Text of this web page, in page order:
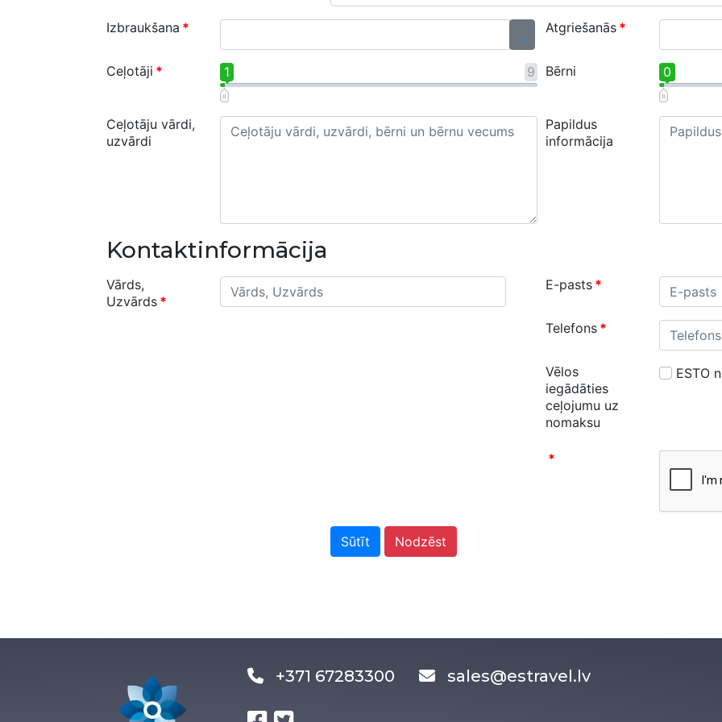
Izbraukšana * ... Atgriešanās *
Ceļotāji * 9
1 Bērni 0
Ceļotāju vārdi,
uzvārdi
Papildus
informācija
Kontaktinformācija
Vārds,
Uzvārds *
E-pasts *
Telefons *
Vēlos
iegādāties
ceļojumu uz
nomaksu
ESTO
*
Sūtīt Nodzēst
+371 67283300 sales@estravel.lv